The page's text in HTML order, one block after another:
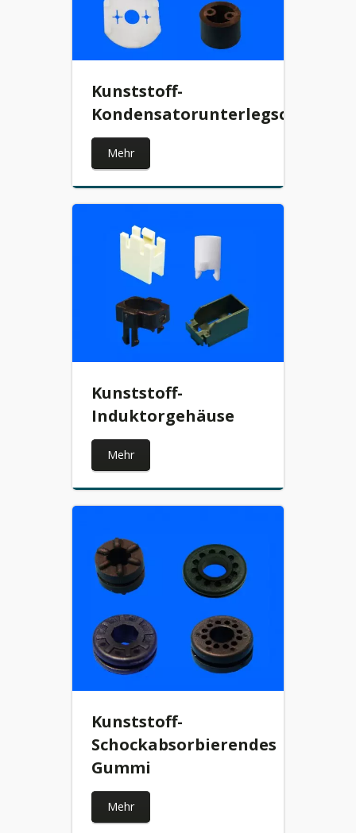
Kunststoff-
Kondensatorunterlegscheibe
Mehr
Kunststoff-
Induktorgehäuse
Mehr
Kunststoff-
Schockabsorbierendes
Gummi
Mehr